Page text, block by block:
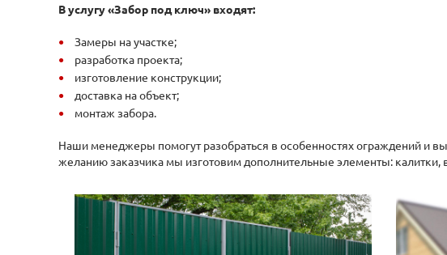
В услугу «Забор под ключ» входят:
Замеры на участке;
разработка проекта;
изготовление конструкции;
доставка на объект;
монтаж забора.
Наши менеджеры помогут разобраться в особенностях ограждений и
желанию заказчика мы изготовим дополнительные элементы: калитки,